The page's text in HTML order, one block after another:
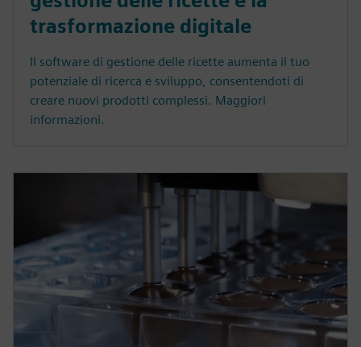
trasformazione digitale
Il software di gestione delle ricette aumenta il tuo
potenziale di ricerca e sviluppo, consentendoti di
creare nuovi prodotti complessi. Maggiori
informazioni.